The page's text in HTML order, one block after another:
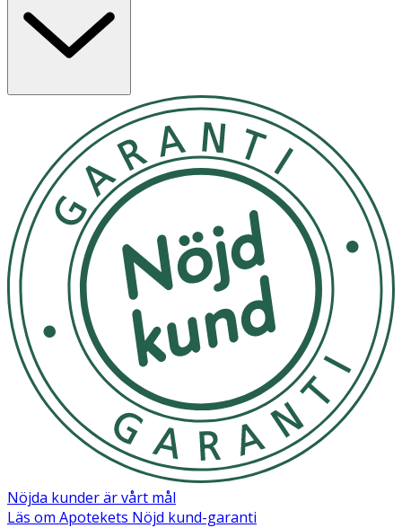
Nöjda kunder är vårt mål
Läs om Apotekets Nöjd kund-garanti